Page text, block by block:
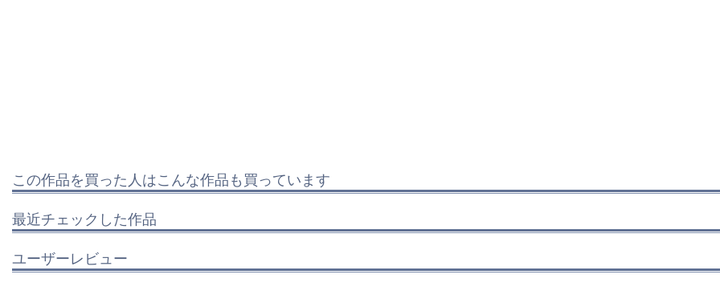
この作品を買った人はこんな作品も買っています
最近チェックした作品
ユーザーレビュー